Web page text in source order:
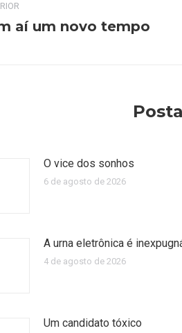
aí um novo tempo
O vice dos sonhos
6 de agosto de 2026
A urna eletrônica é
4 de agosto de 2026
Um candidato tóxico